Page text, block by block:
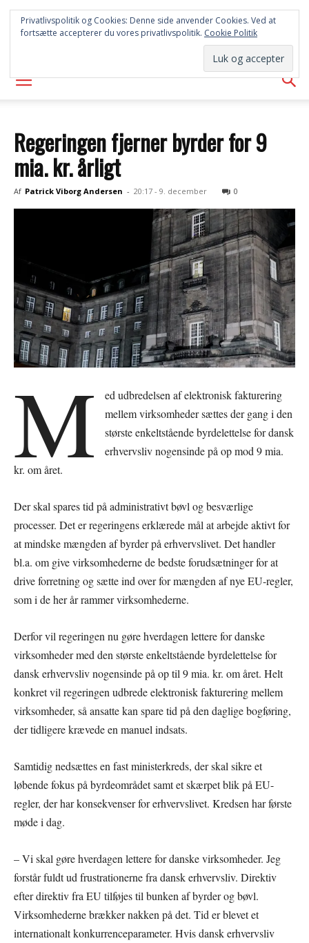
SYD
AVISEN
Regeringen fjerner byrder for 9
mia. kr. årligt
Af Patrick Viborg Andersen - 20:17 - 9. december 0
M
ed udbredelsen af elektronisk fakturering
mellem virksomheder sættes der gang i den
største enkeltstående byrdelettelse for dansk
erhvervsliv nogensinde på op mod 9 mia.
kr. om året.
Der skal spares tid på administrativt bøvl og besværlige
processer. Det er regeringens erklærede mål at arbejde aktivt for
at mindske mængden af byrder på erhvervslivet. Det handler
bl.a. om give virksomhederne de bedste forudsætninger for at
drive forretning og sætte ind over for mængden af nye EU-regler,
som i de her år rammer virksomhederne.
Derfor vil regeringen nu gøre hverdagen lettere for danske
virksomheder med den største enkeltstående byrdelettelse for
dansk erhvervsliv nogensinde på op til 9 mia. kr. om året. Helt
konkret vil regeringen udbrede elektronisk fakturering mellem
virksomheder, så ansatte kan spare tid på den daglige bogføring,
der tidligere krævede en manuel indsats.
Samtidig nedsættes en fast ministerkreds, der skal sikre et
løbende fokus på byrdeområdet samt et skærpet blik på EU-
regler, der har konsekvenser for erhvervslivet. Kredsen har første
møde i dag.
– Vi skal gøre hverdagen lettere for danske virksomheder. Jeg
forstår fuldt ud frustrationerne fra dansk erhvervsliv. Direktiv
efter direktiv fra EU tilføjes til bunken af byrder og bøvl.
Virksomhederne brækker nakken på det. Tid er blevet et
internationalt konkurrenceparameter. Hvis dansk erhvervsliv
Privatlivspolitik og Cookies: Denne side anvender Cookies. Ved at
fortsætte accepterer du vores privatlivspolitik. Cookie Politik